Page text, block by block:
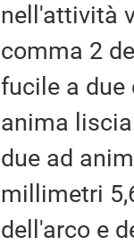
nell'attività
comma 2
fucile a due
anima
due ad
millimetri
dell'arco e